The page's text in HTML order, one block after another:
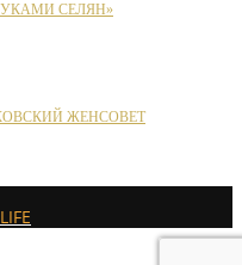
СЕЛЯН»
ЖЕНСОВЕТ